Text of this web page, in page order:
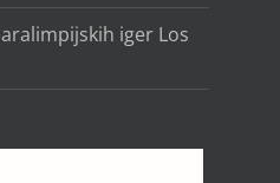
iger Los